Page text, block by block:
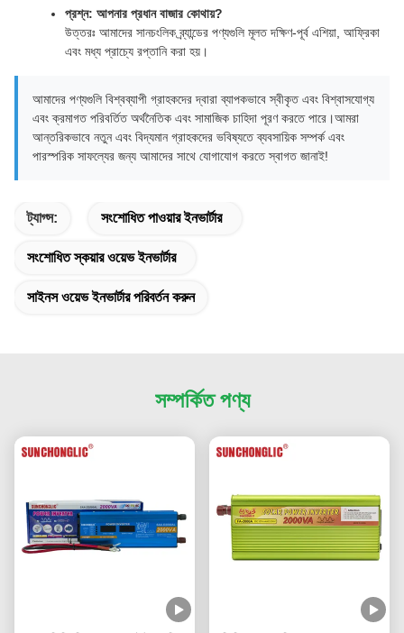
প্রশ্ন: আপনার প্রধান বাজার কোথায়?
উত্তরঃ আমাদের সানচংলিক ব্র্যান্ডের পণ্যগুলি মূলত দক্ষিণ-পূর্ব এশিয়া, আফ্রিকা
এবং মধ্য প্রাচ্যে রপ্তানি করা হয়।
আমাদের পণ্যগুলি বিশ্বব্যাপী গ্রাহকদের দ্বারা ব্যাপকভাবে স্বীকৃত এবং বিশ্বাসযোগ্য
এবং ক্রমাগত পরিবর্তিত অর্থনৈতিক এবং সামাজিক চাহিদা পূরণ করতে পারে।আমরা
আন্তরিকভাবে নতুন এবং বিদ্যমান গ্রাহকদের ভবিষ্যতে ব্যবসায়িক সম্পর্ক এবং
পারস্পরিক সাফল্যের জন্য আমাদের সাথে যোগাযোগ করতে স্বাগত জানাই!
ট্যাগ্স: সংশোধিত পাওয়ার ইনভার্টার
সংশোধিত স্কয়ার ওয়েভ ইনভার্টার
সাইনস ওয়েভ ইনভার্টার পরিবর্তন করুন
সম্পর্কিত পণ্য